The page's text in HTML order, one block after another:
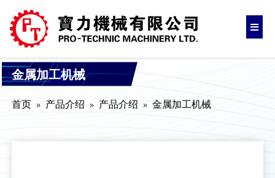
金属加工机械
首页 产品介绍 产品介绍 金属加工机械